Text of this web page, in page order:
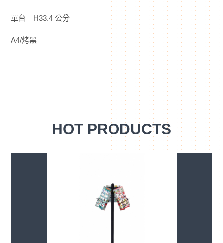
單台 H33.4 公分
A4/烤黑
HOT PRODUCTS